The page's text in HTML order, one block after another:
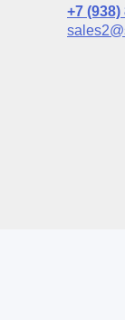
+7 (938)